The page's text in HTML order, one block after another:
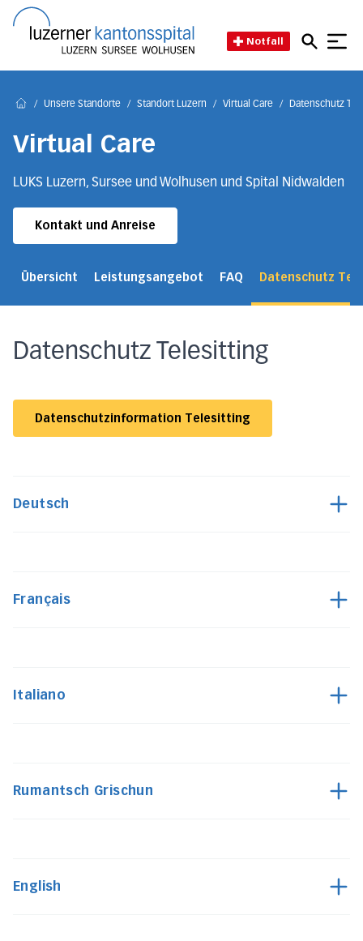
Notfall
/ Unsere Standorte / Standort Luzern / Virtual Care / Datenschutz
Virtual Care
LUKS Luzern, Sursee und Wolhusen und Spital Nidwalden
Kontakt und Anreise
Übersicht Leistungsangebot FAQ Datenschutz
Datenschutz Telesitting
Datenschutzinformation Telesitting
Deutsch
Français
Italiano
Rumantsch Grischun
English